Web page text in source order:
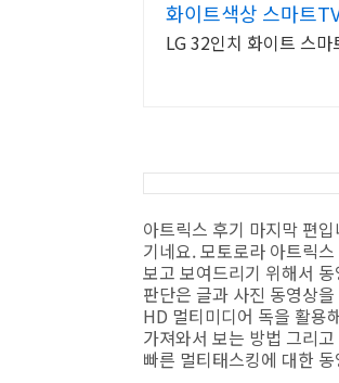
화이트색상 스마트
LG 32인치 화이트 스
아트릭스 후기 마지막 편
기네요. 모토로라 아트릭
보고 보여드리기 위해서
판단은 글과 사진 동영상
HD 멀티미디어 독을 활용
가져와서 보는 방법 그리
빠른 멀티태스킹에 대한